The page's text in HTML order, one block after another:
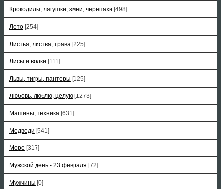
Крокодилы, лягушки, змеи, черепахи [498]
Лето [254]
Листья, листва, трава [225]
Лисы и волки [111]
Львы, тигры, пантеры [125]
Любовь, люблю, целую [1273]
Машины, техника [631]
Медведи [541]
Море [317]
Мужской день - 23 февраля [72]
Мужчины [0]